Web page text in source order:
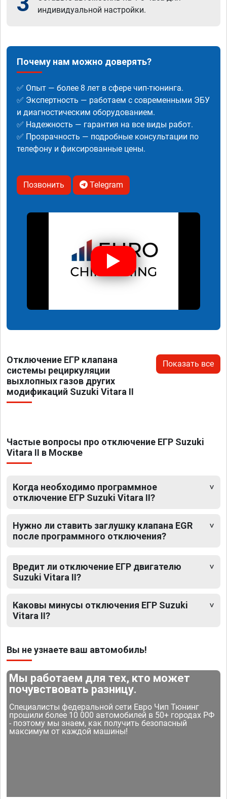
индивидуальной настройки.
Почему нам можно доверять?
✅ Опыт — более 8 лет в сфере чип-тюнинга.
✅ Экспертность — работаем с современными ЭБУ
и диагностическим оборудованием.
✅ Надежность — гарантия на все виды работ.
✅ Прозрачность — подробные консультации по
телефону и фиксированные цены.
Позвонить Telegram
Отключение ЕГР клапана
системы рециркуляции
выхлопных газов других
модификаций Suzuki Vitara II
Показать все
Частые вопросы про отключение ЕГР Suzuki
Vitara II в Москве
Когда необходимо программное
отключение ЕГР Suzuki Vitara II?
Нужно ли ставить заглушку клапана EGR
после программного отключения?
Вредит ли отключение ЕГР двигателю
Suzuki Vitara II?
Каковы минусы отключения ЕГР Suzuki
Vitara II?
Вы не узнаете ваш автомобиль!
Мы работаем для тех, кто может
почувствовать разницу.
Специалисты федеральной сети Евро Чип Тюнинг
прошили более 10 000 автомобилей в 50+ городах РФ
- поэтому мы знаем, как получить безопасный
максимум от каждой машины!